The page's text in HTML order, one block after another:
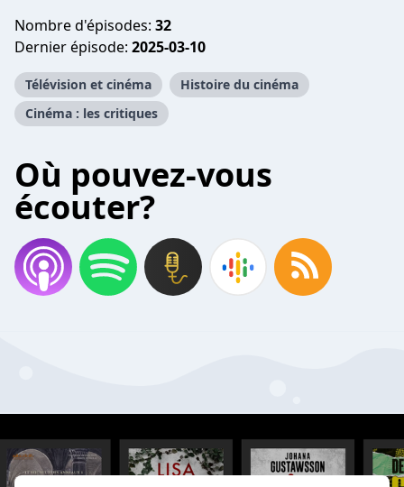
Nombre d'épisodes: 32
Dernier épisode: 2025-03-10
Télévision et cinéma
Histoire du cinéma
Cinéma : les critiques
Où pouvez-vous
écouter?